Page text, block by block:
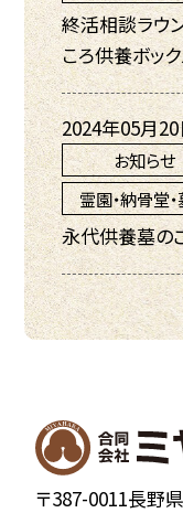
終活相談ラウ
ころ供養ボッ
2024年05月
お知らせ
霊園・納骨堂
永代供養墓の
〒387-0011長野